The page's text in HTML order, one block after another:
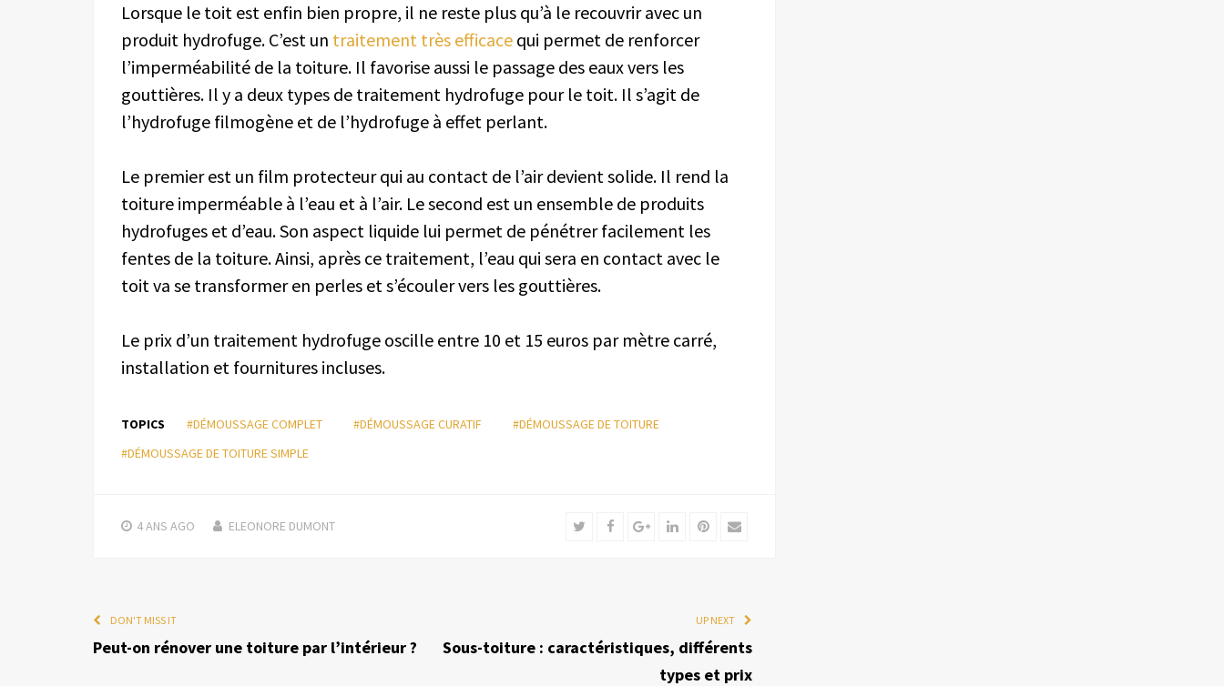
Lorsque le toit est enfin bien propre, il ne reste plus qu’à le recouvrir avec un
produit hydrofuge. C’est un traitement très efficace qui permet de renforcer
l’imperméabilité de la toiture. Il favorise aussi le passage des eaux vers les
gouttières. Il y a deux types de traitement hydrofuge pour le toit. Il s’agit de
l’hydrofuge filmogène et de l’hydrofuge à effet perlant.
Le premier est un film protecteur qui au contact de l’air devient solide. Il rend la
toiture imperméable à l’eau et à l’air. Le second est un ensemble de produits
hydrofuges et d’eau. Son aspect liquide lui permet de pénétrer facilement les
fentes de la toiture. Ainsi, après ce traitement, l’eau qui sera en contact avec le
toit va se transformer en perles et s’écouler vers les gouttières.
Le prix d’un traitement hydrofuge oscille entre 10 et 15 euros par mètre carré,
installation et fournitures incluses.
TOPICS #DÉMOUSSAGE COMPLET #DÉMOUSSAGE CURATIF
#DÉMOUSSAGE DE TOITURE
#DÉMOUSSAGE DE TOITURE SIMPLE
4 ANS AGO ELEONORE DUMONT TwitterFacebookGoogle+LinkedInPinterest
Email
DON'T MISS IT
Peut-on rénover une toiture par l’intérieur ?
UP NEXT
Sous-toiture : caractéristiques, différents
types et prix